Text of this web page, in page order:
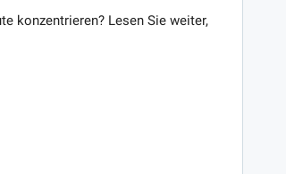
konzentrieren? Lesen Sie weiter,